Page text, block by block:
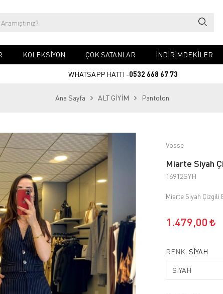
KOLEKSİYON ÇOK SATANLAR İNDİRİMDEKİLER
WHATSAPP HATTI -0532 668 67 73
Ana Sayfa ALT GİYİM Pantolon
Vosse
Miarte Siyah
16912SYH
Miarte Siyah Çizgili
1.479,00
RENK: SİYAH